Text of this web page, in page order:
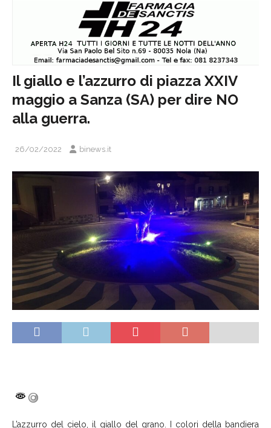
Il giallo e l’azzurro di piazza XXIV
maggio a Sanza (SA) per dire NO
alla guerra.
26/02/2022 binews.it
L’azzurro del cielo, il giallo del grano. I colori della bandiera